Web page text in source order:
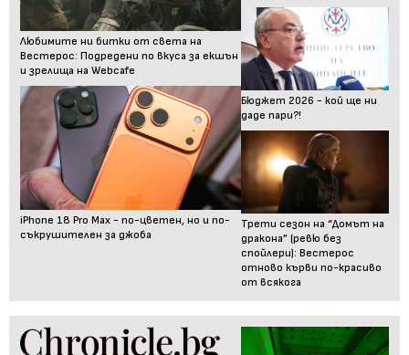
Любимите ни битки от света на
Вестерос: Подредени по вкуса за екшън
и зрелища на Webcafe
iPhone 18 Pro Max - по-цветен, но и по-
съкрушителен за джоба
Бюджет 2026 - кой ще ни
даде пари?!
Трети сезон на “Домът на
дракона” (ревю без
спойлери): Вестерос
отново кърви по-красиво
от всякога